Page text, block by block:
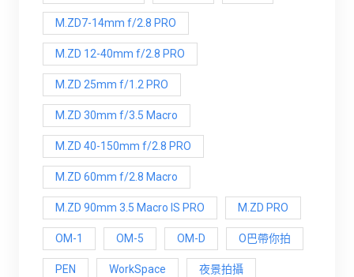
M.ZD7-14mm f/2.8 PRO
M.ZD 12-40mm f/2.8 PRO
M.ZD 25mm f/1.2 PRO
M.ZD 30mm f/3.5 Macro
M.ZD 40-150mm f/2.8 PRO
M.ZD 60mm f/2.8 Macro
M.ZD 90mm 3.5 Macro IS PRO M.ZD PRO
OM-1 OM-5 OM-D O巴帶你拍
PEN WorkSpace 夜景拍攝